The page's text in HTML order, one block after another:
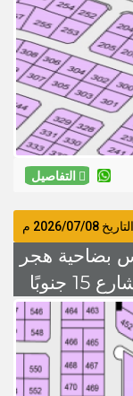
التفاصيل
التاريخ 2026/07/08 م
بضاحية هجر
رقم 442-3/د المساحة 400م شارع 15 جنوبًا